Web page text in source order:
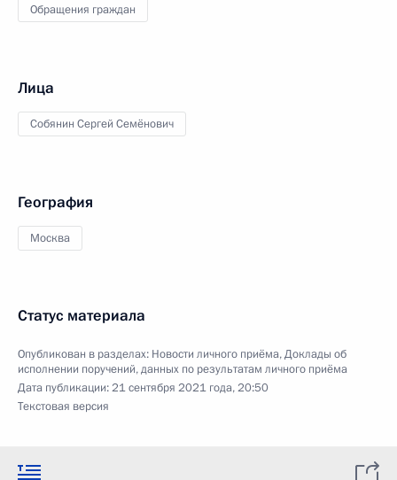
Обращения граждан
Лица
Собянин Сергей Семёнович
География
Москва
Статус материала
Опубликован в разделах: Новости личного приёма,Доклады об
исполнении поручений, данных по результатам личного приёма
Дата публикации:21 сентября 2021 года, 20:50
Текстовая версия